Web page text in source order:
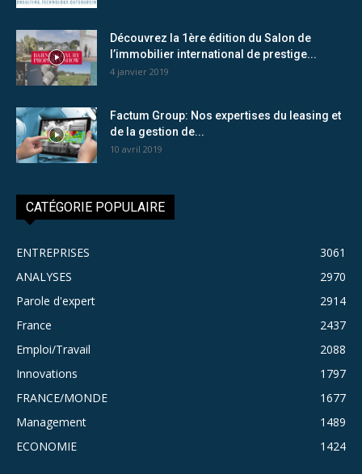
Découvrez la 1ère édition du Salon de
l’immobilier international de prestige...
4 janvier 2019
Factum Group: Nos expertises du leasing et
de la gestion de...
10 avril 2019
CATÉGORIE POPULAIRE
ENTREPRISES
3061
ANALYSES
2970
Parole d'expert
2914
France
2437
Emploi/Travail
2088
Innovations
1797
FRANCE/MONDE
1677
Management
1489
ECONOMIE
1424